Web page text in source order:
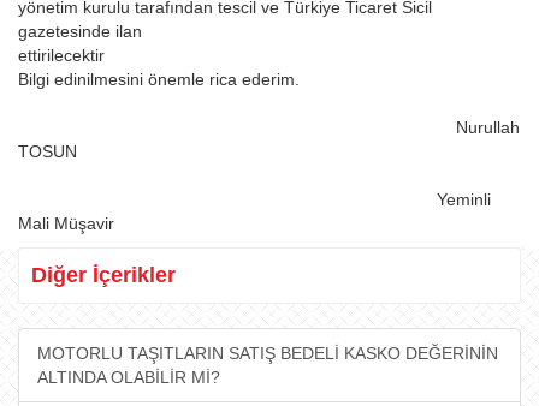
yönetim kurulu tarafından tescil ve Türkiye Ticaret Sicil
gazetesinde ilan
ettirilecektir
Bilgi edinilmesini önemle rica ederim.
Nurullah
TOSUN
Yeminli
Mali Müşavir
Diğer İçerikler
MOTORLU TAŞITLARIN SATIŞ BEDELİ KASKO DEĞERİNİN
ALTINDA OLABİLİR Mİ?